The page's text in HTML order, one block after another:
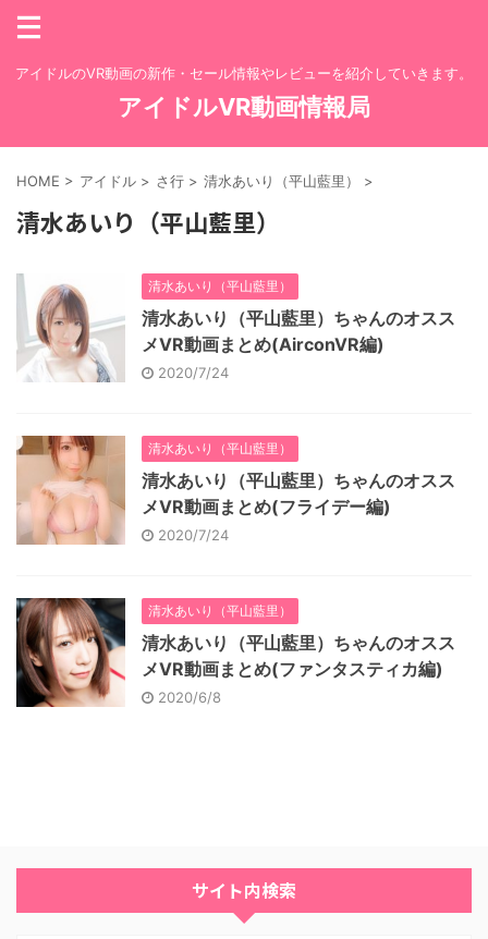
アイドルのVR動画の新作・セール情報やレビューを紹介していきます。
アイドルVR動画情報局
HOME > アイドル > さ行 > 清水あいり（平山藍里） >
清水あいり（平山藍里）
清水あいり（平山藍里）
清水あいり（平山藍里）ちゃんのオスス
メVR動画まとめ(AirconVR編)
2020/7/24
清水あいり（平山藍里）
清水あいり（平山藍里）ちゃんのオスス
メVR動画まとめ(フライデー編)
2020/7/24
清水あいり（平山藍里）
清水あいり（平山藍里）ちゃんのオスス
メVR動画まとめ(ファンタスティカ編)
2020/6/8
サイト内検索